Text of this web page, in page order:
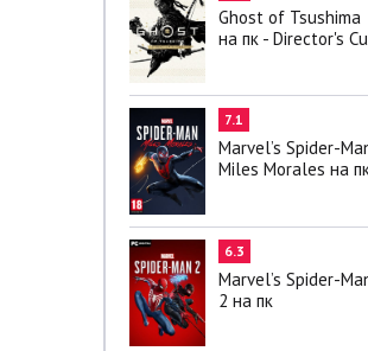
Ghost of Tsushima
на пк - Director's
7.1
Marvel’s Spider-
Miles Morales на
6.3
Marvel’s Spider-
2 на пк